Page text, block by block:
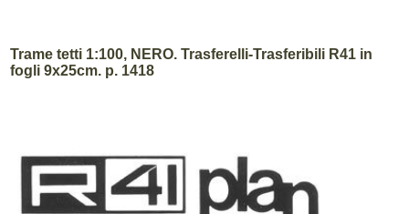
Trame tetti 1:100, NERO. Trasferelli-Trasferibili R41 in
fogli 9x25cm. p. 1418